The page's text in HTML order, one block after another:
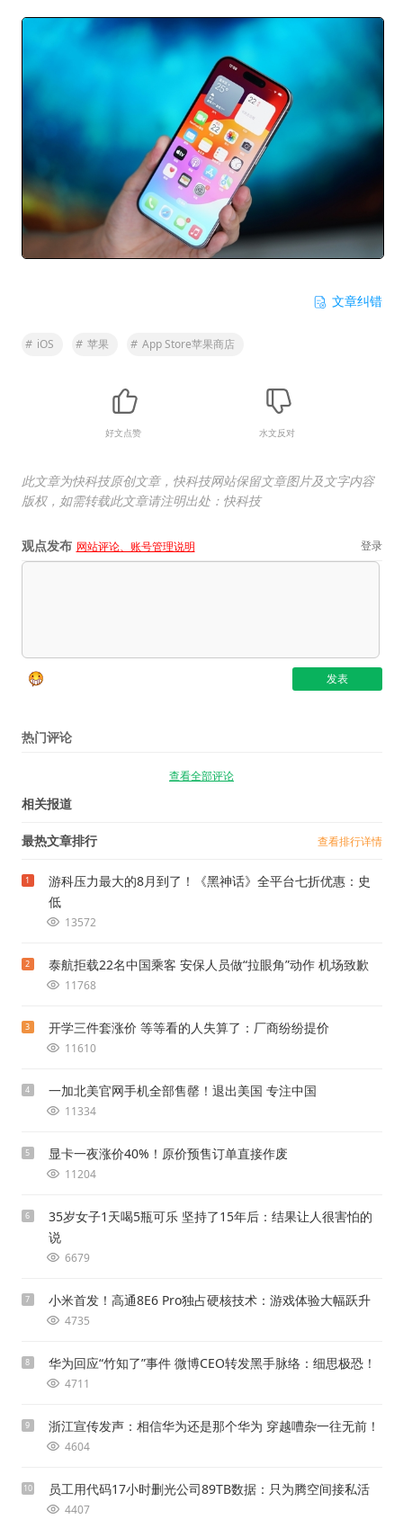
文章纠错
# iOS # 苹果 # App Store苹果商店
好文点赞 水文反对
此文章为快科技原创文章，快科技网站保留文章图片及文字内容
版权，如需转载此文章请注明出处：快科技
观点发布 网站评论、账号管理说明 登录
热门评论
查看全部评论
相关报道
最热文章排行 查看排行详情
1
游科压力最大的8月到了！《黑神话》全平台七折优惠：史
低
13572
2 泰航拒载22名中国乘客 安保人员做“拉眼角”动作 机场致歉
11768
3 开学三件套涨价 等等看的人失算了：厂商纷纷提价
11610
4 一加北美官网手机全部售罄！退出美国 专注中国
11334
5 显卡一夜涨价40%！原价预售订单直接作废
11204
6
35岁女子1天喝5瓶可乐 坚持了15年后：结果让人很害怕的
说
6679
7 小米首发！高通8E6 Pro独占硬核技术：游戏体验大幅跃升
4735
8 华为回应“竹知了”事件 微博CEO转发黑手脉络：细思极恐！
4711
9 浙江宣传发声：相信华为还是那个华为 穿越嘈杂一往无前！
4604
10 员工用代码17小时删光公司89TB数据：只为腾空间接私活
4407